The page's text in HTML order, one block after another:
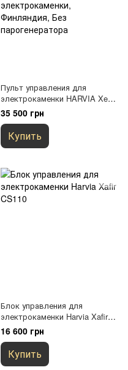
Пульт управления для
электрокаменки HARVIA Xenio
CX110С
35 500 грн
Купить
Блок управления для
электрокаменки Harvia Xafir
CS110
16 600 грн
Купить